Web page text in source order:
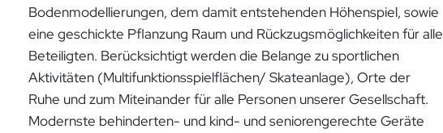
Bodenmodellierungen, dem damit entstehenden Höhenspiel, sowie
eine geschickte Pflanzung Raum und Rückzugsmöglichkeiten für alle
Beteiligten. Berücksichtigt werden die Belange zu sportlichen
Aktivitäten (Multifunktionsspielflächen/ Skateanlage), Orte der
Ruhe und zum Miteinander für alle Personen unserer Gesellschaft.
Modernste behinderten- und kind- und seniorengerechte Geräte